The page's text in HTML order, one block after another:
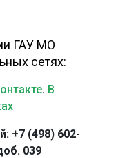
ГАУ МО
сетях:
. В
+7 (498) 602-
039